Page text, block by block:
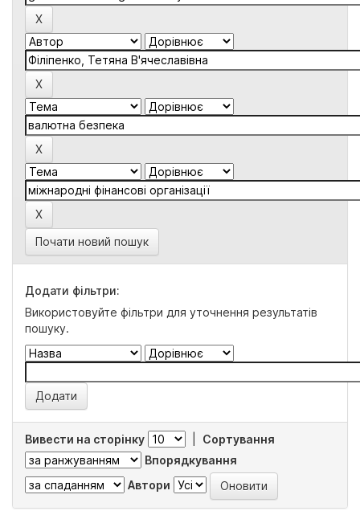
Почати новий пошук
Додати фільтри:
Використовуйте фільтри для уточнення результатів
пошуку.
Вивести на сторінку
Сортування
Впорядкування
Автори